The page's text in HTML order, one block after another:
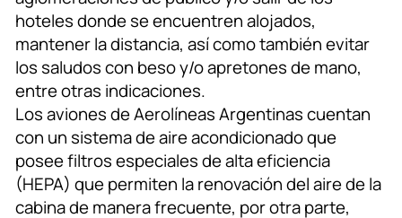
hoteles donde se encuentren alojados,
mantener la distancia, así como también evitar
los saludos con beso y/o apretones de mano,
entre otras indicaciones.
Los aviones de Aerolíneas Argentinas cuentan
con un sistema de aire acondicionado que
posee filtros especiales de alta eficiencia
(HEPA) que permiten la renovación del aire de la
cabina de manera frecuente, por otra parte,